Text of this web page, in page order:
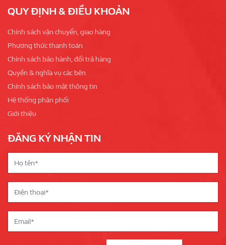
QUY ĐỊNH & ĐIỀU KHOẢN
Chính sách vận chuyển, giao hàng
Phương thức thanh toán
Chính sách bảo hành, đổi trả hàng
Quyền & nghĩa vụ các bên
Chính sách bảo mật thông tin
Hệ thống phân phối
Giới thiệu
ĐĂNG KÝ NHẬN TIN